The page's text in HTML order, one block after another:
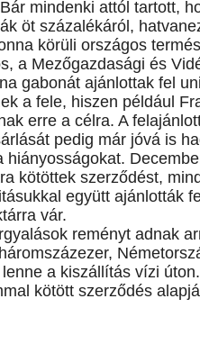
mindenki attól tartott,
öt százalékáról,
körüli országos
a Mezőgazdasági és
gabonát ajánlottak fel
a fele, hiszen például
erre a célra. A
pedig már jóvá is
hiányosságokat.
kötöttek szerződést,
együtt ajánlották
vár.
reményt adnak
a kiszállítás vízi
kötött szerződés